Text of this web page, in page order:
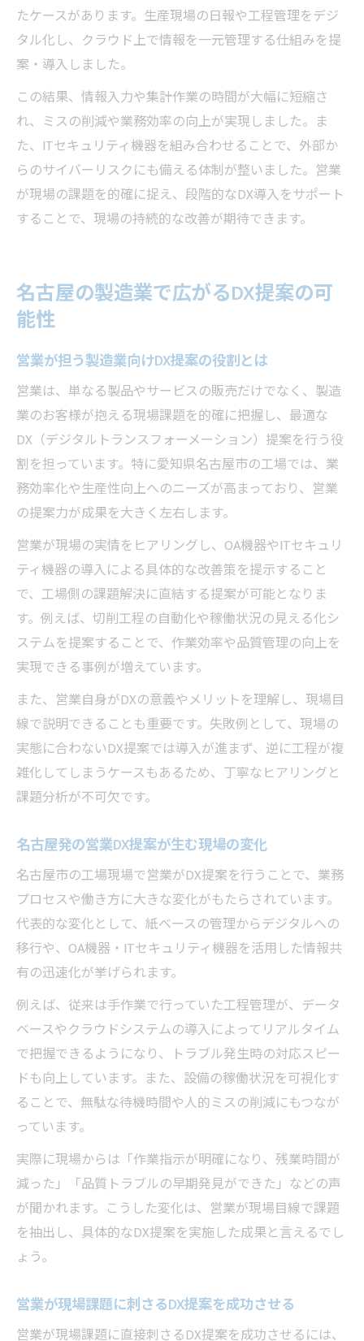
たケースがあります。生産現場の日報や工程管理をデジ
タル化し、クラウド上で情報を一元管理する仕組みを提
案・導入しました。
この結果、情報入力や集計作業の時間が大幅に短縮さ
れ、ミスの削減や業務効率の向上が実現しました。ま
た、ITセキュリティ機器を組み合わせることで、外部か
らのサイバーリスクにも備える体制が整いました。営業
が現場の課題を的確に捉え、段階的なDX導入をサポート
することで、現場の持続的な改善が期待できます。
名古屋の製造業で広がるDX提案の可
能性
営業が担う製造業向けDX提案の役割とは
営業は、単なる製品やサービスの販売だけでなく、製造
業のお客様が抱える現場課題を的確に把握し、最適な
DX（デジタルトランスフォーメーション）提案を行う役
割を担っています。特に愛知県名古屋市の工場では、業
務効率化や生産性向上へのニーズが高まっており、営業
の提案力が成果を大きく左右します。
営業が現場の実情をヒアリングし、OA機器やITセキュリ
ティ機器の導入による具体的な改善策を提示すること
で、工場側の課題解決に直結する提案が可能となりま
す。例えば、切削工程の自動化や稼働状況の見える化シ
ステムを提案することで、作業効率や品質管理の向上を
実現できる事例が増えています。
また、営業自身がDXの意義やメリットを理解し、現場目
線で説明できることも重要です。失敗例として、現場の
実態に合わないDX提案では導入が進まず、逆に工程が複
雑化してしまうケースもあるため、丁寧なヒアリングと
課題分析が不可欠です。
名古屋発の営業DX提案が生む現場の変化
名古屋市の工場現場で営業がDX提案を行うことで、業務
プロセスや働き方に大きな変化がもたらされています。
代表的な変化として、紙ベースの管理からデジタルへの
移行や、OA機器・ITセキュリティ機器を活用した情報共
有の迅速化が挙げられます。
例えば、従来は手作業で行っていた工程管理が、データ
ベースやクラウドシステムの導入によってリアルタイム
で把握できるようになり、トラブル発生時の対応スピー
ドも向上しています。また、設備の稼働状況を可視化す
ることで、無駄な待機時間や人的ミスの削減にもつなが
っています。
実際に現場からは「作業指示が明確になり、残業時間が
減った」「品質トラブルの早期発見ができた」などの声
が聞かれます。こうした変化は、営業が現場目線で課題
を抽出し、具体的なDX提案を実施した成果と言えるでし
ょう。
営業が現場課題に刺さるDX提案を成功させる
営業が現場課題に直接刺さるDX提案を成功させるには、